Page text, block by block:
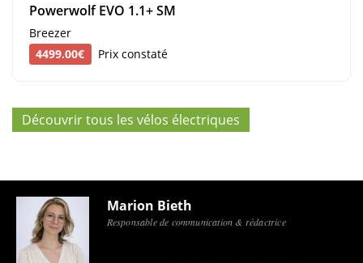
Powerwolf EVO 1.1+ SM
Breezer
4499.00€
Prix constaté
Découvrir tous les vélos électriques
Marion Bieth
Responsable de communication & rédactrice